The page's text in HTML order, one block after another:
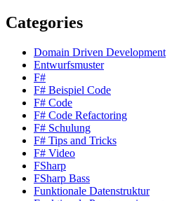
Categories
Domain Driven Development
Entwurfsmuster
F#
F# Beispiel Code
F# Code
F# Code Refactoring
F# Schulung
F# Tips and Tricks
F# Video
FSharp
FSharp Bass
Funktionale Datenstruktur